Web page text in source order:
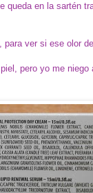
queda en la sartén
para ver si ese olor
pero yo me